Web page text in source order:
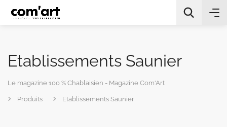
Etablissements Saunier
Le magazine 100 % Chablaisien - Magazine Com'Art
Produits Etablissements Saunier